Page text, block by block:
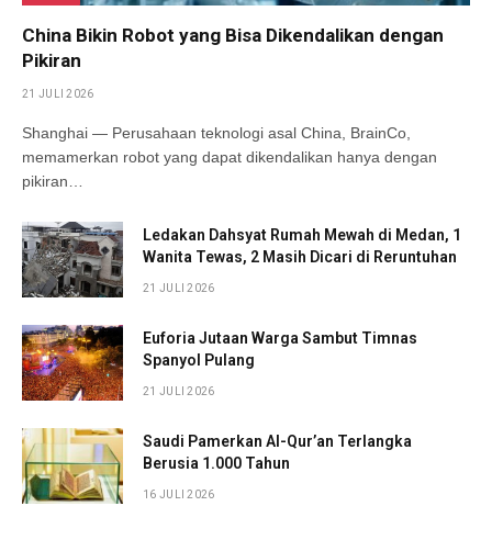
China Bikin Robot yang Bisa Dikendalikan dengan
Pikiran
21 JULI 2026
Shanghai — Perusahaan teknologi asal China, BrainCo,
memamerkan robot yang dapat dikendalikan hanya dengan
pikiran…
Ledakan Dahsyat Rumah Mewah di Medan, 1
Wanita Tewas, 2 Masih Dicari di Reruntuhan
21 JULI 2026
Euforia Jutaan Warga Sambut Timnas
Spanyol Pulang
21 JULI 2026
Saudi Pamerkan Al-Qur’an Terlangka
Berusia 1.000 Tahun
16 JULI 2026